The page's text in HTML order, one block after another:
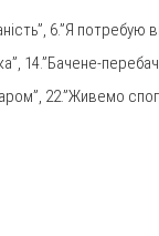
6.”Я потребую
14.”Бачене-
22.”Живемо